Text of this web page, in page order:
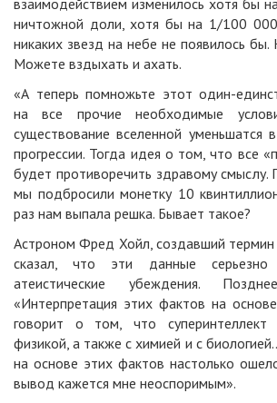
взаимодействием изменилось хотя бы
ничтожной доли, хотя бы на 1/100
никаких звезд на небе не появилось бы.
Можете вздыхать и ахать.
«А теперь помножьте этот один-
на все прочие необходимые
существование вселенной уменьшатся
прогрессии. Тогда идея о том, что все
будет противоречить здравому смыслу.
мы подбросили монетку 10
раз нам выпала решка. Бывает такое?
Астроном Фред Хойл, создавший
сказал, что эти данные серьезно
атеистические убеждения.
«Интерпретация этих фактов на
говорит о том, что суперинтеллект
физикой, а также с химией и с
на основе этих фактов настолько
вывод кажется мне неоспоримым».